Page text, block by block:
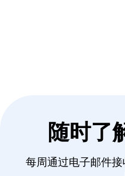
随时了
每周通过电子邮件